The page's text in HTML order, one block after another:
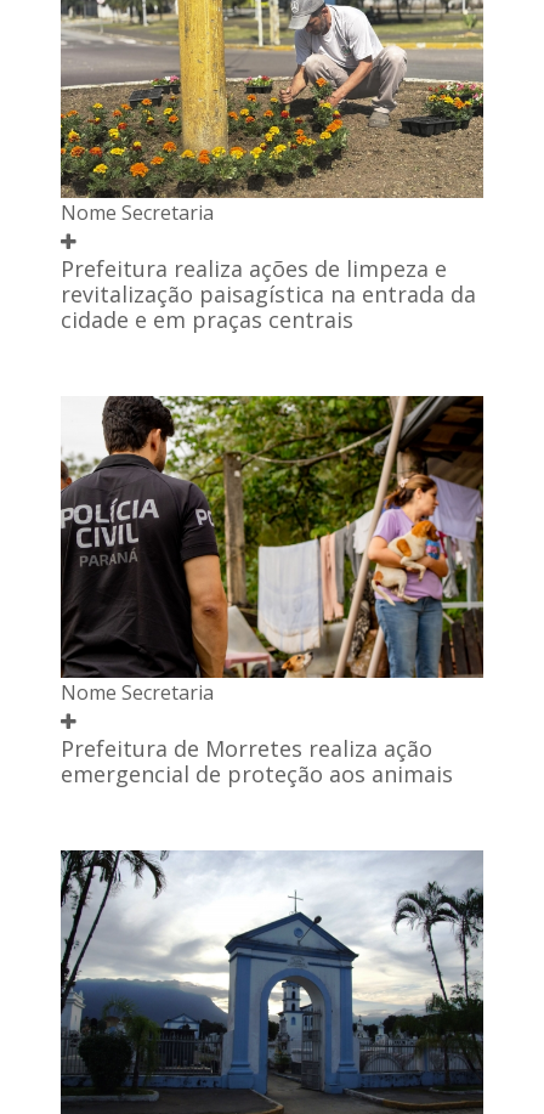
Nome Secretaria
Prefeitura realiza ações de limpeza e
revitalização paisagística na entrada da
cidade e em praças centrais
Nome Secretaria
Prefeitura de Morretes realiza ação
emergencial de proteção aos animais